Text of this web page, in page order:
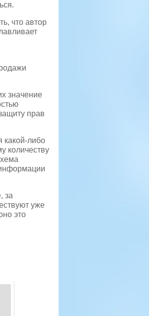
что автор
значение
прав
какой-либо
количеству
за
уже
это